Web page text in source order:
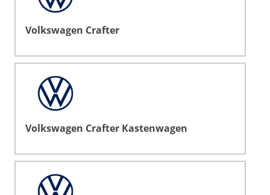
Volkswagen Crafter
Volkswagen Crafter Kastenwagen